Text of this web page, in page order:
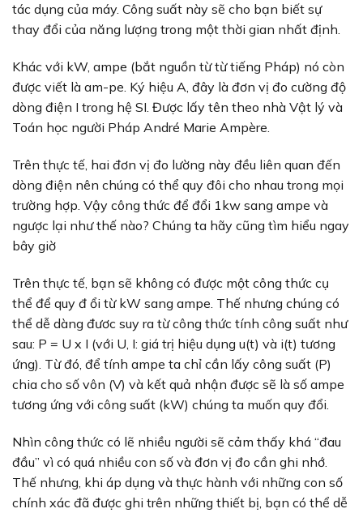
tác dụng của máy. Công suất này sẽ cho bạn biết sự
thay đổi của năng lượng trong một thời gian nhất định.
Khác với kW, ampe (bắt nguồn từ từ tiếng Pháp) nó còn
được viết là am-pe. Ký hiệu A, đây là đơn vị đo cường độ
dòng điện I trong hệ SI. Được lấy tên theo nhà Vật lý và
Toán học người Pháp André Marie Ampère.
Trên thực tế, hai đơn vị đo lường này đều liên quan đến
dòng điện nên chúng có thể quy đôi cho nhau trong mọi
trường hợp. Vậy công thức để đổi 1kw sang ampe và
ngược lại như thế nào? Chúng ta hãy cũng tìm hiểu ngay
bây giờ
Trên thực tế, bạn sẽ không có được một công thức cụ
thể để quy đ ổi từ kW sang ampe. Thế nhưng chúng có
thể dễ dàng đươc suy ra từ công thức tính công suất như
sau: P = U x I (với U, I: giá trị hiệu dụng u(t) và i(t) tương
ứng). Từ đó, để tính ampe ta chỉ cần lấy công suất (P)
chia cho số vôn (V) và kết quả nhận được sẽ là số ampe
tương ứng với công suất (kW) chúng ta muốn quy đổi.
Nhìn công thức có lẽ nhiều người sẽ cảm thấy khá “đau
đầu” vì có quá nhiều con số và đơn vị đo cần ghi nhớ.
Thế nhưng, khi áp dụng và thực hành với những con số
chính xác đã được ghi trên những thiết bị, bạn có thể dễ